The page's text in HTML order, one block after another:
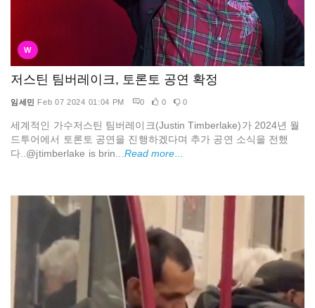
W
저스틴 팀버레이크, 토론토 공연 확정
임세민 Feb 07 2024 01:04 PM 0 0 0
세계적인 가수저스틴 팀버레이크(Justin Timberlake)가 2024년 월
드투어에서 토론토 공연을 진행하겠다며 추가 공연 소식을 전했
다..@jtimberlake is brin... Read more...